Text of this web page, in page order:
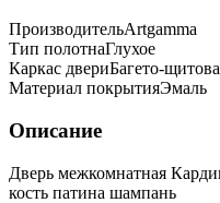
ПроизводительArtgamma
Тип полотнаГлухое
Каркас двериБагето-
Материал покрытияЭмаль
Описание
Дверь межкомнатная
кость патина шампань